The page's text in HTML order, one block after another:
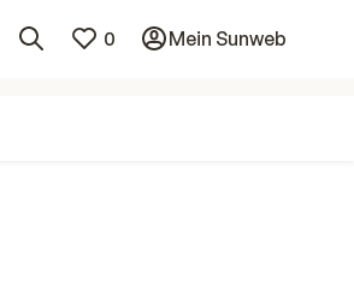
0 Mein Sunweb